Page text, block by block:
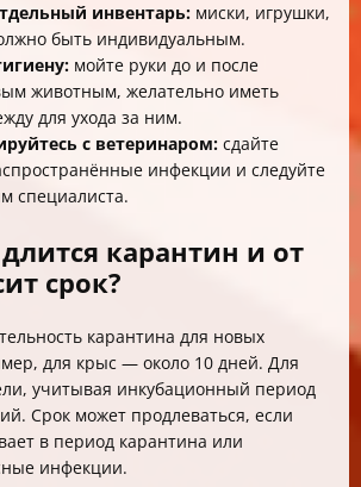
инвентарь: миски, игрушки,
быть индивидуальным.
мойте руки до и после
животным, желательно иметь
для ухода за ним.
с ветеринаром: сдайте
инфекции и следуйте
специалиста.
карантин и от
срок?
карантина для новых
для крыс — около 10 дней. Для
учитывая инкубационный период
Срок может продлеваться, если
в период карантина или
инфекции.